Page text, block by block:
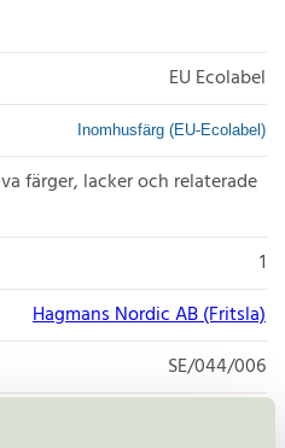
EU Ecolabel
Inomhusfärg (EU-Ecolabel)
färger, lacker och relaterade
1
Hagmans Nordic AB (Fritsla)
SE/044/006